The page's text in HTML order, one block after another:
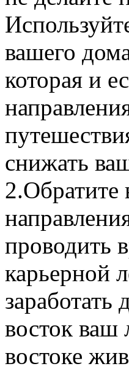
вашего
которая и
снижать
2.Обратите
проводить
карьерной
заработать
восток ваш
востоке